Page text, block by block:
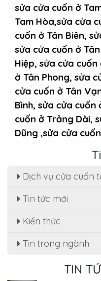
sửa cửa cuốn ở
Tam Hòa,sửa cửa
cuốn ở Tân Biên,
sửa cửa cuốn ở
Hiệp, sửa cửa
ở Tân Phong, sửa
cửa cuốn ở Tân
Bình, sửa cửa
cuốn ở Trảng Dài,
Dũng ,sửa cửa
Dịch vụ cửa cuốn
Tin tức mới
Kiến thức
Tin trong ngành
TIN
Dịch Vụ Sửa
Biên
Sửa cửa cuốn